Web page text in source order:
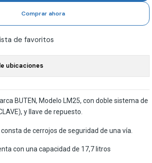
Comprar ahora
de favoritos
ubicaciones
BUTEN, Modelo LM25, con doble sistema de
y llave de repuesto.
de cerrojos de seguridad de una vía.
con una capacidad de 17,7 litros